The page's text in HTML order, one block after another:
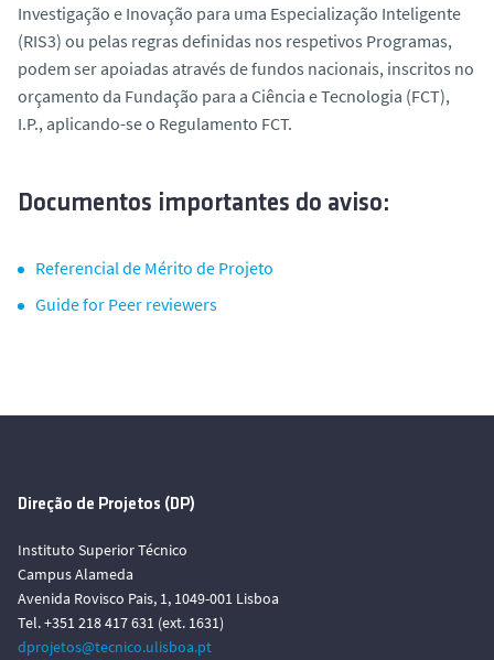
Investigação e Inovação para uma Especialização Inteligente
(RIS3) ou pelas regras definidas nos respetivos Programas,
podem ser apoiadas através de fundos nacionais, inscritos no
orçamento da Fundação para a Ciência e Tecnologia (FCT),
I.P., aplicando-se o Regulamento FCT.
Documentos importantes do aviso:
Referencial de Mérito de Projeto
Guide for Peer reviewers
Direção de Projetos (DP)
Instituto Superior Técnico
Campus Alameda
Avenida Rovisco Pais, 1, 1049-001 Lisboa
Tel. +351 218 417 631 (ext. 1631)
dprojetos@tecnico.ulisboa.pt